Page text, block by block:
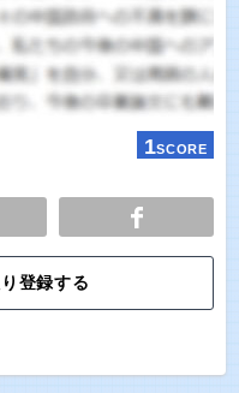
1SCORE
登録する